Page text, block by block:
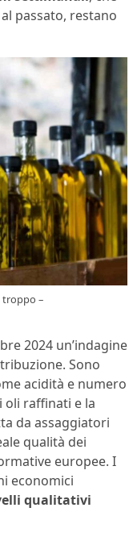
passato, restano
troppo –
2024 un’indagine
Sono
acidità e numero
oli raffinati e la
da assaggiatori
qualità dei
europee. I
economici
qualitativi